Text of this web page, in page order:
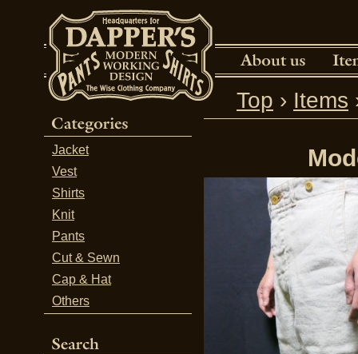
Top › Items
Jacket
Vest
Shirts
Knit
Pants
Cut & Sewn
Cap & Hat
Others